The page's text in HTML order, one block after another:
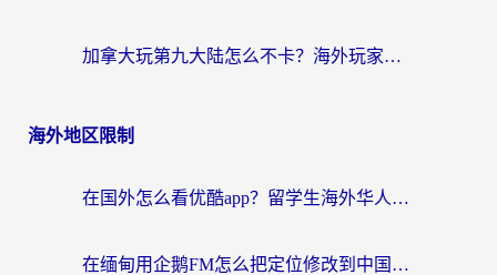
加拿大玩第九大陆怎么不卡？海外玩家国服游戏加速全攻略（附足球世界萤火突击实测）
海外地区限制
在国外怎么看优酷app？留学生海外华人必看的无限制追剧指南
在缅甸用企鹅FM怎么把定位修改到中国国内？海外党解决地域限制的实用指南